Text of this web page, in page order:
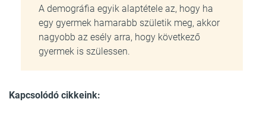
A demográfia egyik alaptétele az, hogy ha
egy gyermek hamarabb születik meg, akkor
nagyobb az esély arra, hogy következő
gyermek is szülessen.
Kapcsolódó cikkeink: